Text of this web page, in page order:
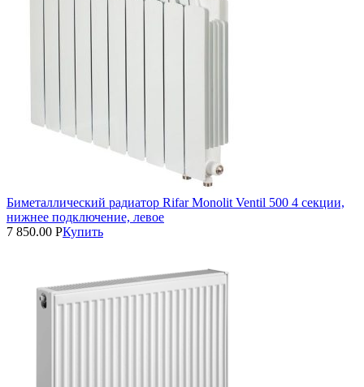
Биметаллический радиатор Rifar Monolit Ventil 500 4 секции,
нижнее подключение, левое
7 850.00 РКупить